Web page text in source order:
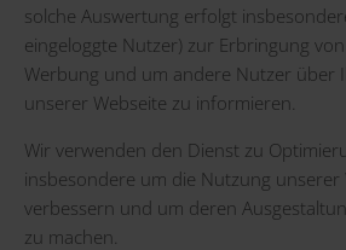
solche Auswertung erfolgt
eingeloggte Nutzer) zur Erbringung
Werbung und um andere Nutzer über
unserer Webseite zu informieren.
Wir verwenden den Dienst zu
insbesondere um die Nutzung unserer
verbessern und um deren
zu machen.